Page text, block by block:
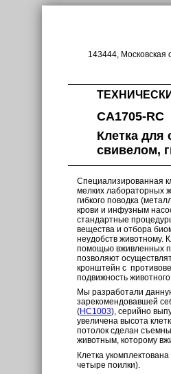
143444, Московская
CA1705-RC
Клетка для
свивелом,
Специализированная
мелких лабораторных
гибкого поводка
крови и инфузным
стандартные
вещества и отбора
неудобств животному.
помощью вживленных
позволяют
кронштейн с
подвижность
Мы разработали
зарекомендовавшей
(HC1003), серийно
увеличена высота
потолок сделан
животным, которому
Клетка
четыре поилки).